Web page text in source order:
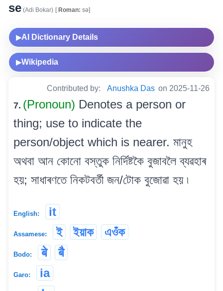
se (Adi Bokar) [Roman: sə]
▶AI Dictionary Details
▶Wikipedia
Contributed by: Anushka Das on 2025-11-26
7. (Pronoun) Denotes a person or
thing; use to indicate the
person/object which is nearer. মানুহ
অথবা আন কোনো বস্তুক নিৰ্দিষ্টকৈ বুজাবলৈ ব্যৱহাৰ
হয়; সাধাৰণতে নিকটবৰ্তী জন/টোক বুজোৱা হয় ৷
English: it
Assamese: ই ইয়াক এওঁক
Bodo: बे बै
Garo:
ia